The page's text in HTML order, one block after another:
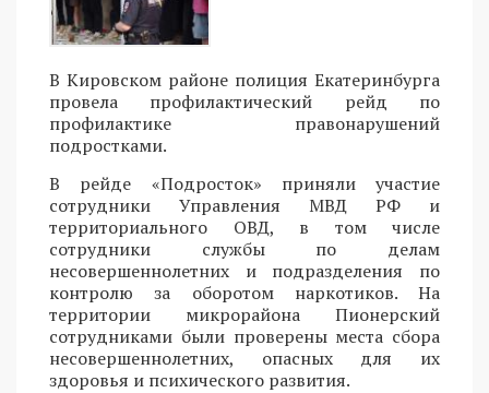
В Кировском районе полиция Екатеринбурга
провела профилактический рейд по
профилактике правонарушений
подростками.
В рейде «Подросток» приняли участие
сотрудники Управления МВД РФ и
территориального ОВД, в том числе
сотрудники службы по делам
несовершеннолетних и подразделения по
контролю за оборотом наркотиков. На
территории микрорайона Пионерский
сотрудниками были проверены места сбора
несовершеннолетних, опасных для их
здоровья и психического развития.